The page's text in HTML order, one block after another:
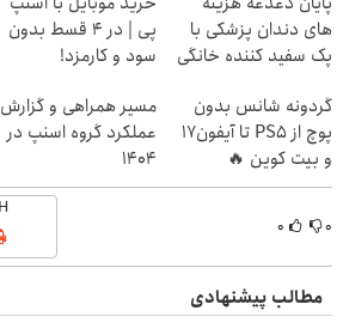
های دندان پزشکی با
پک سفید کننده خانگی
پی | در ۴ قسط بدون
سود و کارمزد!
گردونه شانس بدون
پوچ از PS5 تا آیفون17
و بیت کوین 🔥
مسیر همراهی و گزارش
عملکرد گروه اسنپ در
۱۴۰۴
۰ ۰
مطالب پیشنهادی